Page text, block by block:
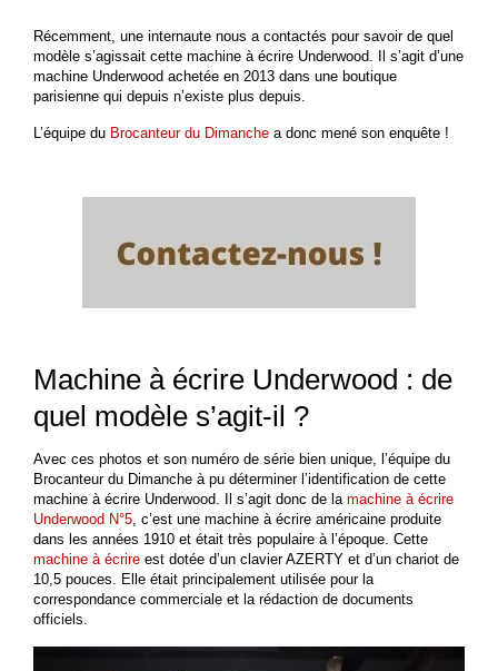
Récemment, une internaute nous a contactés pour savoir de quel
modèle s’agissait cette machine à écrire Underwood. Il s’agit d’une
machine Underwood achetée en 2013 dans une boutique
parisienne qui depuis n’existe plus depuis.
L’équipe du Brocanteur du Dimanche a donc mené son enquête !
Machine à écrire Underwood : de
quel modèle s’agit-il ?
Avec ces photos et son numéro de série bien unique, l’équipe du
Brocanteur du Dimanche à pu déterminer l’identification de cette
machine à écrire Underwood. Il s’agit donc de la machine à écrire
Underwood N°5 , c’est une machine à écrire américaine produite
dans les années 1910 et était très populaire à l’époque. Cette
machine à écrire est dotée d’un clavier AZERTY et d’un chariot de
10,5 pouces. Elle était principalement utilisée pour la
correspondance commerciale et la rédaction de documents
officiels.